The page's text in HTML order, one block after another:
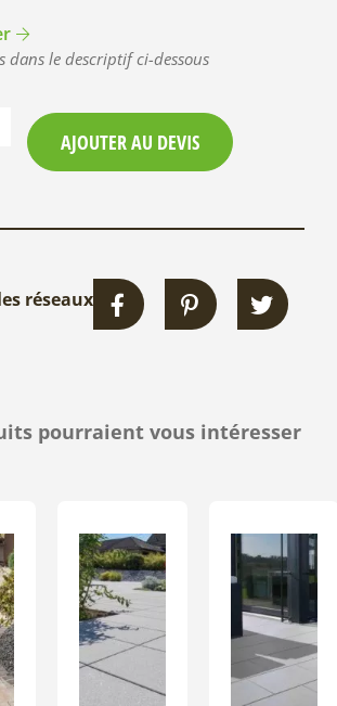
dans le descriptif ci-dessous
AJOUTER AU DEVIS
réseaux
pourraient vous intéresser